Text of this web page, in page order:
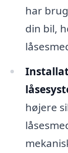
har
din bil,
højere